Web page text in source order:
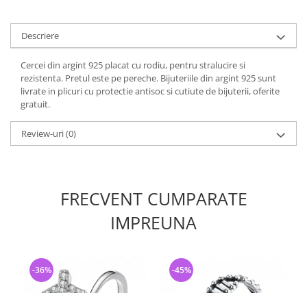
Descriere
Cercei din argint 925 placat cu rodiu, pentru stralucire si
rezistenta. Pretul este pe pereche. Bijuteriile din argint 925 sunt
livrate in plicuri cu protectie antisoc si cutiute de bijuterii, oferite
gratuit.
Review-uri(0)
FRECVENT CUMPARATE
IMPREUNA
-36% -45%